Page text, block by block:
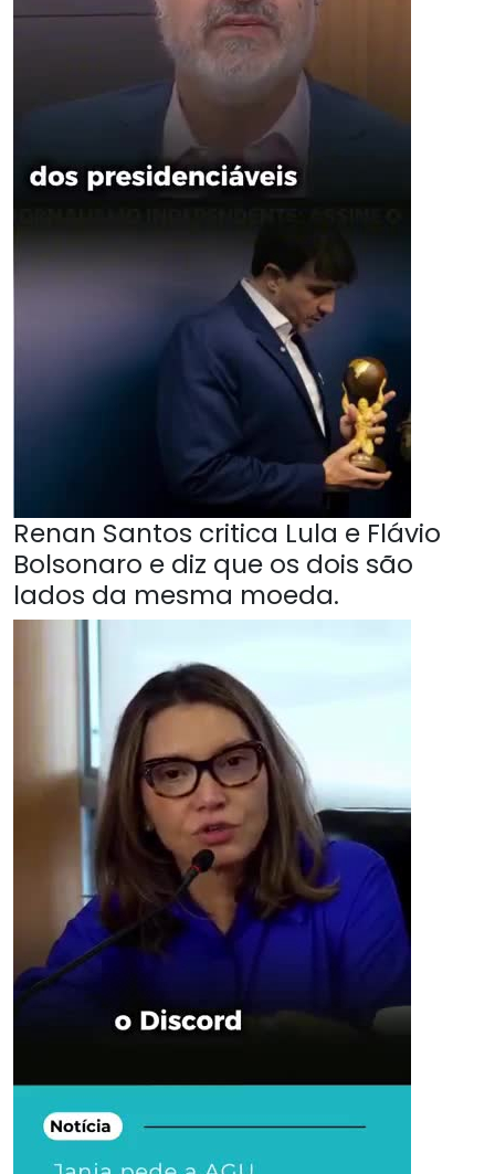
Renan Santos critica Lula e Flávio
Bolsonaro e diz que os dois são
lados da mesma moeda.